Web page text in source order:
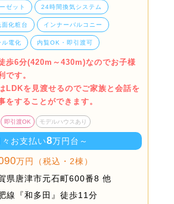
ゼット 24時間換気システム
面化粧台 インナーバルコニー
ル電化 内覧OK・即引渡可
歩6分(420m～430m)なのでお子様
です。
LDKを見渡せるのでご家族と会話を
をすることができます。
即引渡OK モデルハウスあり
々お支払い8万円台～
万円（税込・2棟）
県唐津市元石町600番8 他
線『和多田』徒歩11分